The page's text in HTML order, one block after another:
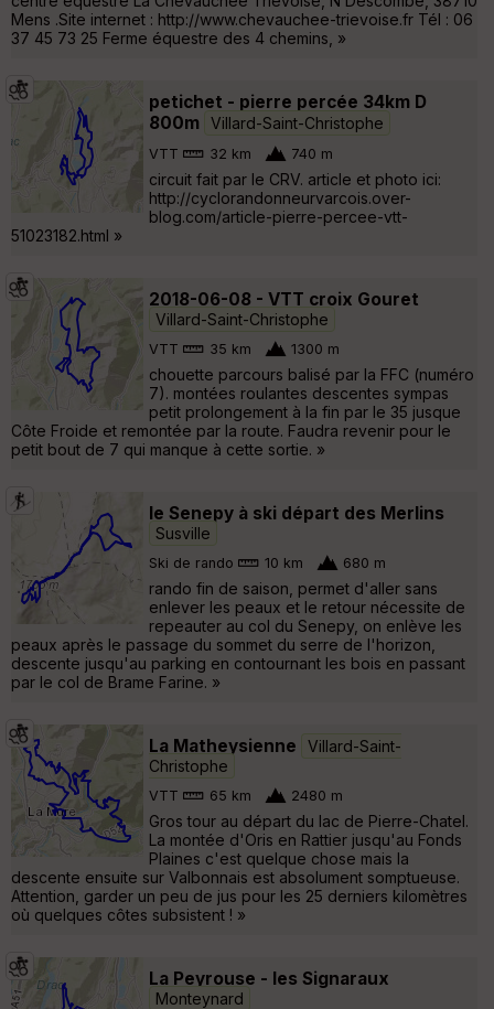
Mens .Site internet : http://www.chevauchee-trievoise.fr Tél : 06
37 45 73 25 Ferme équestre des 4 chemins, »
petichet - pierre percée 34km D
800m
Villard-Saint-Christophe
VTT 32 km 740 m
circuit fait par le CRV. article et photo ici:
http://cyclorandonneurvarcois.over-
blog.com/article-pierre-percee-vtt-
51023182.html »
2018-06-08 - VTT croix Gouret
Villard-Saint-Christophe
VTT 35 km 1300 m
chouette parcours balisé par la FFC (numéro
7). montées roulantes descentes sympas
petit prolongement à la fin par le 35 jusque
Côte Froide et remontée par la route. Faudra revenir pour le
petit bout de 7 qui manque à cette sortie. »
le Senepy à ski départ des Merlins
Susville
Ski de rando 10 km 680 m
rando fin de saison, permet d'aller sans
enlever les peaux et le retour nécessite de
repeauter au col du Senepy, on enlève les
peaux après le passage du sommet du serre de l'horizon,
descente jusqu'au parking en contournant les bois en passant
par le col de Brame Farine. »
La Matheysienne
Villard-Saint-
Christophe
VTT 65 km 2480 m
Gros tour au départ du lac de Pierre-Chatel.
La montée d'Oris en Rattier jusqu'au Fonds
Plaines c'est quelque chose mais la
descente ensuite sur Valbonnais est absolument somptueuse.
Attention, garder un peu de jus pour les 25 derniers kilomètres
où quelques côtes subsistent ! »
La Peyrouse - les Signaraux
Monteynard